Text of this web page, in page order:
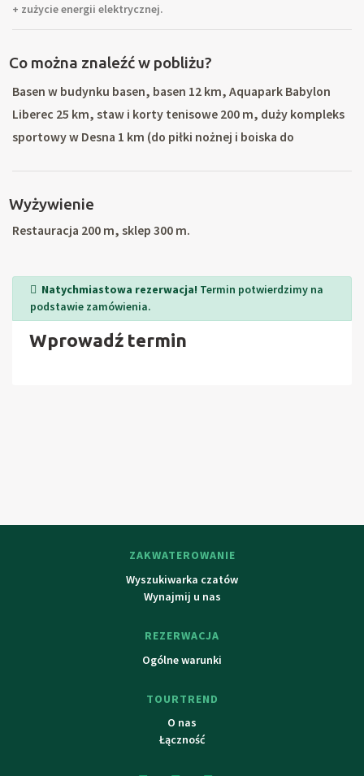
+ zużycie energii elektrycznej.
Co można znaleźć w pobliżu?
Basen w budynku basen, basen 12 km, Aquapark Babylon
Liberec 25 km, staw i korty tenisowe 200 m, duży kompleks
sportowy w Desna 1 km (do piłki nożnej i boiska do
Karkonosze. W zimie narty najbliższe 1,5 km (wyciągi ze
sztucznym oświetleniem) około kolejne 5 wyciągów
szkole w terminie 10 km innych dobrych ośrodków
narciarskich z wszystkich usług (Kořenov, Bedřichov,
Tanvald, Harrachov) . Wycieczki piesze wycieczki, lato i
zimowej turystyki pieszej, rowerowej - dobrze
Wyżywienie
Restauracja 200 m, sklep 300 m.
Natychmiastowa rezerwacja! Termin potwierdzimy na
podstawie zamówienia.
Wprowadź termin
ZAKWATEROWANIE
Wyszukiwarka czatów
Wynajmij u nas
REZERWACJA
Ogólne warunki
TOURTREND
O nas
Łączność